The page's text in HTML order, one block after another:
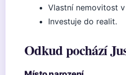
Vlastní nemovitost
Investuje do realit.
Odkud pochází